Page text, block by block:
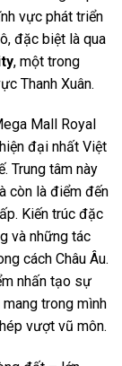
vực phát triển
đặc biệt là qua
, một trong
Thanh Xuân.
Mall Royal
đại nhất Việt
Trung tâm này
còn là điểm đến
Kiến trúc đặc
và những tác
cách Châu Âu.
nhấn tạo sự
trong mình
vượt vũ môn.